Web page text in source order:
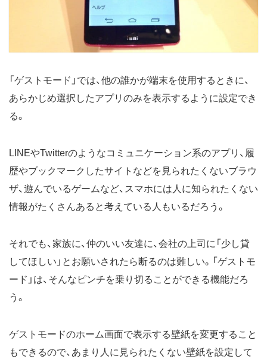
「ゲストモード」では、他の誰かが端末を使用するときに、
あらかじめ選択したアプリのみを表示するように設定でき
る。
LINEやTwitterのようなコミュニケーション系のアプリ、履
歴やブックマークしたサイトなどを見られたくないブラウ
ザ、遊んでいるゲームなど、スマホには人に知られたくない
情報がたくさんあると考えている人もいるだろう。
それでも、家族に、仲のいい友達に、会社の上司に「少し貸
してほしい」とお願いされたら断るのは難しい。「ゲストモ
ード」は、そんなピンチを乗り切ることができる機能だろ
う。
ゲストモードのホーム画面で表示する壁紙を変更すること
もできるので、あまり人に見られたくない壁紙を設定して